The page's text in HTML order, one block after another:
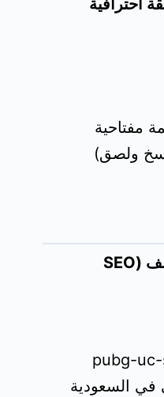
احترافية
مفتاحية
ولصق)
🖼️ رابعًا: تحسين الصور والوصف (SEO